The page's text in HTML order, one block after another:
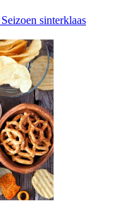
Seizoen sinterklaas